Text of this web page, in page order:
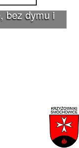
bez dymu i